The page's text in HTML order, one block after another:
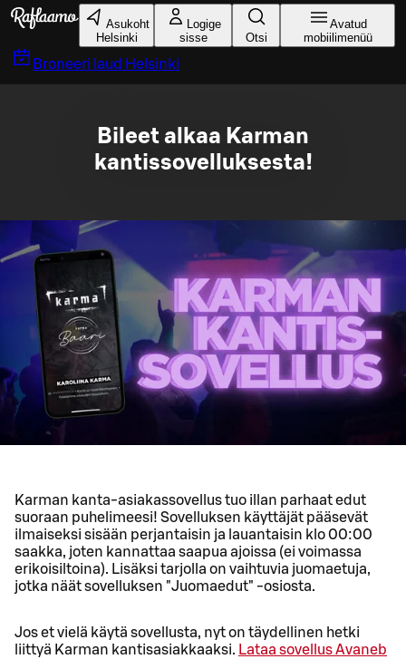
Liigu peamise sisu juurde
Asukoht
Helsinki
Logige
sisse
Otsi
Avatud
mobiilimenüü
Broneeri laud Helsinki
Bileet alkaa Karman
kantissovelluksesta!
Karman kanta-asiakassovellus tuo illan parhaat edut
suoraan puhelimeesi! Sovelluksen käyttäjät pääsevät
ilmaiseksi sisään perjantaisin ja lauantaisin klo 00:00
saakka, joten kannattaa saapua ajoissa (ei voimassa
erikoisiltoina). Lisäksi tarjolla on vaihtuvia juomaetuja,
jotka näät sovelluksen "Juomaedut" -osiosta.
Jos et vielä käytä sovellusta, nyt on täydellinen hetki
liittyä Karman kantisasiakkaaksi. Lataa sovellusAvaneb